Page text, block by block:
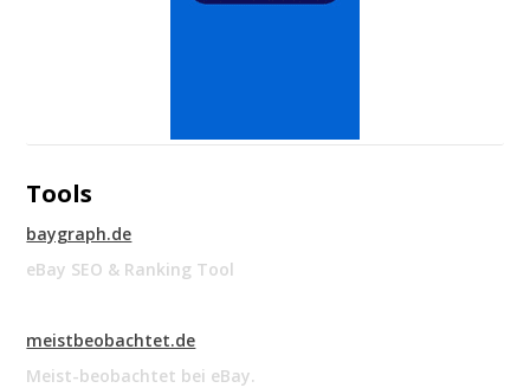
Tools
baygraph.de
eBay SEO & Ranking Tool
meistbeobachtet.de
Meist-beobachtet bei eBay.